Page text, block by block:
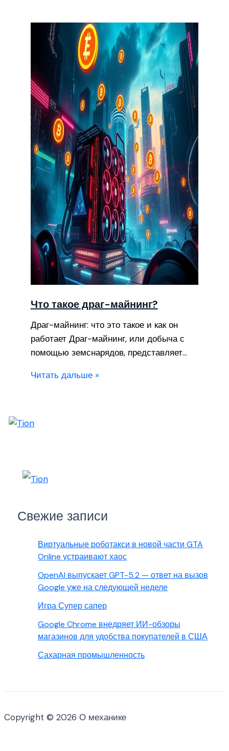
Что такое драг-майнинг?
Драг-майнинг: что это такое и как он
работает Драг-майнинг, или добыча с
помощью земснарядов, представляет…
Читать дальше »
Свежие записи
Виртуальные роботакси в новой части GTA
Online устраивают хаос
OpenAI выпускает GPT-5.2 — ответ на вызов
Google уже на следующей неделе
Игра Супер сапер
Google Chrome внедряет ИИ-обзоры
магазинов для удобства покупателей в США
Сахарная промышленность
Copyright © 2026 О механике